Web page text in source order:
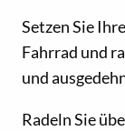
Setzen Sie
Fahrrad und
und
Radeln Sie